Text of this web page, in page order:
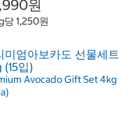
원
당 1,250원
미엄아보카도 선물세트
(15입)
Avocado Gift Set 4kg